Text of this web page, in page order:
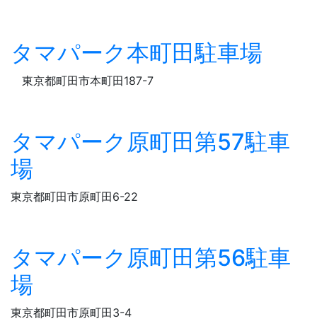
タマパーク本町田駐車場
東京都町田市本町田187-7
タマパーク原町田第57駐車
場
東京都町田市原町田6-22
タマパーク原町田第56駐車
場
東京都町田市原町田3-4